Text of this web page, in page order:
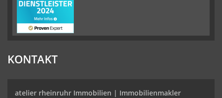
KONTAKT
atelier rheinruhr Immobilien | Immobilienmakler